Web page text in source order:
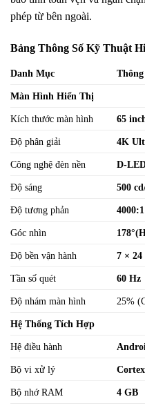
phép từ bên ngoài.
Bảng Thông Số Kỹ Thuật
Danh Mục
Màn Hình Hiển Thị
Kích thước màn hình 65
Độ phân giải 4K
Công nghệ đèn nền D-
Độ sáng 500
Độ tương phản 4000:1
Góc nhìn
Độ bền vận hành 7 × 24
Tần số quét 60 Hz
Độ nhám màn hình 25%
Hệ Thống Tích Hợp
Hệ điều hành
Bộ vi xử lý
Bộ nhớ RAM 4 GB